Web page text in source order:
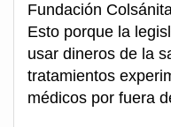
Fundación
Esto porque la
usar dineros de la
tratamientos
médicos por fuera